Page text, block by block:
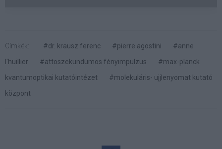
Címkék: #dr. krausz ferenc #pierre agostini
#anne
l'huillier
#attoszekundumos fényimpulzus
#max-planck
kvantumoptikai kutatóintézet
#molekuláris- ujjlenyomat kutató
központ